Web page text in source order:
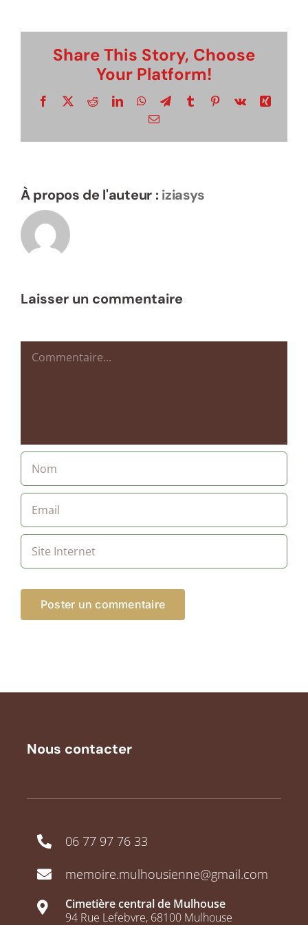
Élément de menu
Share This Story, Choose
Your Platform!
Facebook
X RedditLinkedInWhatsApp
TelegramTumblrPinterest
Vk
Xing
Email
À propos de l'auteur :iziasys
Laisser un commentaire
Nous contacter
06 77 97 76 33
memoire.mulhousienne@gmail.com
Cimetière central de Mulhouse
94 Rue Lefebvre, 68100 Mulhouse